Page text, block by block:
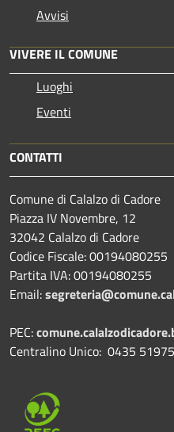
Avvisi
VIVERE IL COMUNE
Luoghi
Eventi
CONTATTI
Comune di Calalzo di Cadore
Piazza IV Novembre, 12
32042 Calalzo di Cadore
Codice Fiscale: 00194080255
Partita IVA: 00194080255
Email:
PEC:
Centralino Unico: 0435